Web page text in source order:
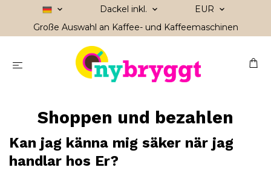
Dackel inkl.
EUR
Große Auswahl an Kaffee- und Kaffeemaschinen
Shoppen und bezahlen
Kan jag känna mig säker när jag
handlar hos Er?